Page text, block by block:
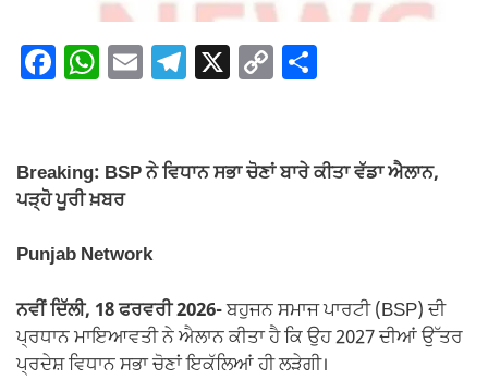
F
e
b
o
o
k
W
s
A
p
p
E T
gr
X C
y e
Breaking: BSP ਨੇ ਵਿਧਾਨ ਸਭਾ ਚੋਣਾਂ ਬਾਰੇ ਕੀਤਾ ਵੱਡਾ ਐਲਾਨ,
ਪੜ੍ਹੋ ਪੂਰੀ ਖ਼ਬਰ
Punjab Network
ਨਵੀਂ ਦਿੱਲੀ, 18 ਫਰਵਰੀ 2026-ਬਹੁਜਨ ਸਮਾਜ ਪਾਰਟੀ (BSP) ਦੀ
ਪ੍ਰਧਾਨ ਮਾਇਆਵਤੀ ਨੇ ਐਲਾਨ ਕੀਤਾ ਹੈ ਕਿ ਉਹ 2027 ਦੀਆਂ ਉੱਤਰ
ਪ੍ਰਦੇਸ਼ ਵਿਧਾਨ ਸਭਾ ਚੋਣਾਂ ਇਕੱਲਿਆਂ ਹੀ ਲੜੇਗੀ।